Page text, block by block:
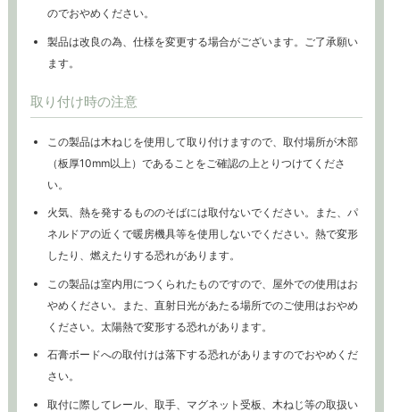
のでおやめください。
製品は改良の為、仕様を変更する場合がございます。ご了承願い
ます。
取り付け時の注意
この製品は木ねじを使用して取り付けますので、取付場所が木部
（板厚10mm以上）であることをご確認の上とりつけてくださ
い。
火気、熱を発するもののそばには取付ないでください。また、パ
ネルドアの近くで暖房機具等を使用しないでください。熱で変形
したり、燃えたりする恐れがあります。
この製品は室内用につくられたものですので、屋外での使用はお
やめください。また、直射日光があたる場所でのご使用はおやめ
ください。太陽熱で変形する恐れがあります。
石膏ボードへの取付けは落下する恐れがありますのでおやめくだ
さい。
取付に際してレール、取手、マグネット受板、木ねじ等の取扱い